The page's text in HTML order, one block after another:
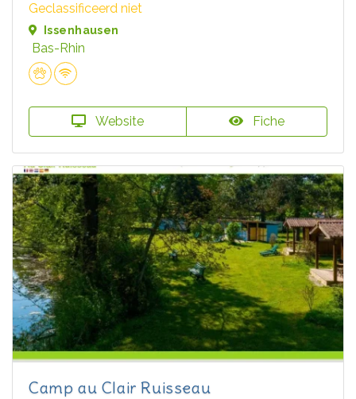
Geclassificeerd niet
Issenhausen
Bas-Rhin
Website Fiche
Camp au Clair Ruisseau